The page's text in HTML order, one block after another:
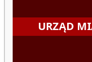
URZĄD